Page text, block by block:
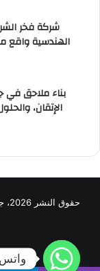
شركة فخر
الهندسية واقع
الإتقان،
© حقوق النشر 2026، جميع الحقوق محفوظة |